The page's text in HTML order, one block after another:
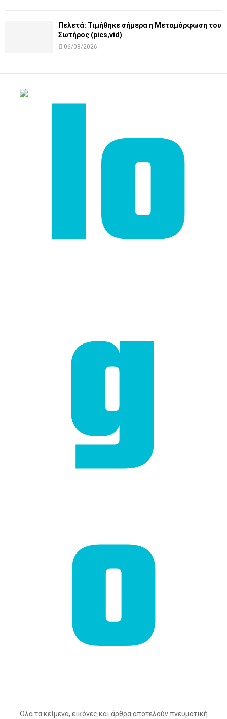
Πελετά: Τιμήθηκε σήμερα η Μεταμόρφωση του
Σωτήρος (pics,vid)
06/08/2026
Όλα τα κείμενα, εικόνες και άρθρα αποτελούν πνευματική